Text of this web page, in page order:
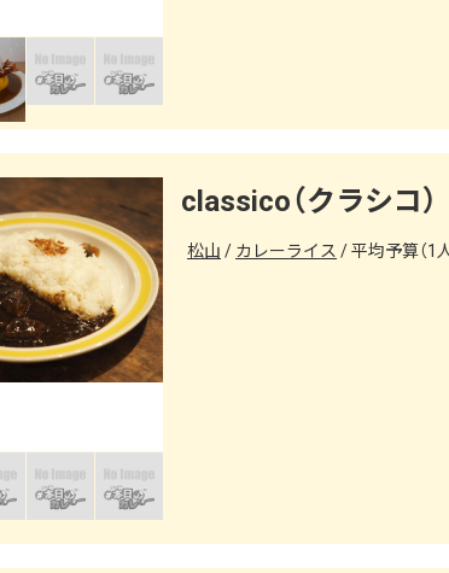
classico（クラシコ）
松山 カレーライス 平均予算（1